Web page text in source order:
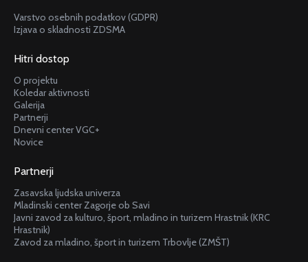
Varstvo osebnih podatkov (GDPR)
Izjava o skladnosti ZDSMA
Hitri dostop
O projektu
Koledar aktivnosti
Galerija
Partnerji
Dnevni center VGC+
Novice
Partnerji
Zasavska ljudska univerza
Mladinski center Zagorje ob Savi
Javni zavod za kulturo, šport, mladino in turizem Hrastnik (KRC
Hrastnik)
Zavod za mladino, šport in turizem Trbovlje (ZMŠT)